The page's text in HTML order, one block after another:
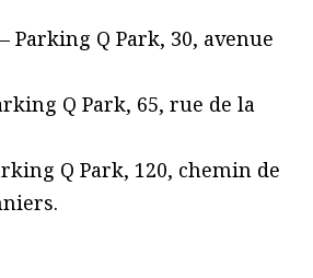
Parking Q Park, 30, avenue
Q Park, 65, rue de la
Q Park, 120, chemin de